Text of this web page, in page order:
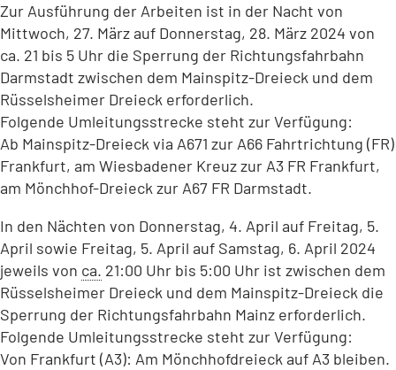
Zur Ausführung der Arbeiten ist in der Nacht von
Mittwoch, 27. März auf Donnerstag, 28. März 2024 von
ca. 21 bis 5 Uhr die Sperrung der Richtungsfahrbahn
Darmstadt zwischen dem Mainspitz-Dreieck und dem
Rüsselsheimer Dreieck erforderlich.
Folgende Umleitungsstrecke steht zur Verfügung:
Ab Mainspitz-Dreieck via A671 zur A66 Fahrtrichtung (FR)
Frankfurt, am Wiesbadener Kreuz zur A3 FR Frankfurt,
am Mönchhof-Dreieck zur A67 FR Darmstadt.
In den Nächten von Donnerstag, 4. April auf Freitag, 5.
April sowie Freitag, 5. April auf Samstag, 6. April 2024
jeweils von ca. 21:00 Uhr bis 5:00 Uhr ist zwischen dem
Rüsselsheimer Dreieck und dem Mainspitz-Dreieck die
Sperrung der Richtungsfahrbahn Mainz erforderlich.
Folgende Umleitungsstrecke steht zur Verfügung:
Von Frankfurt (A3): Am Mönchhofdreieck auf A3 bleiben.